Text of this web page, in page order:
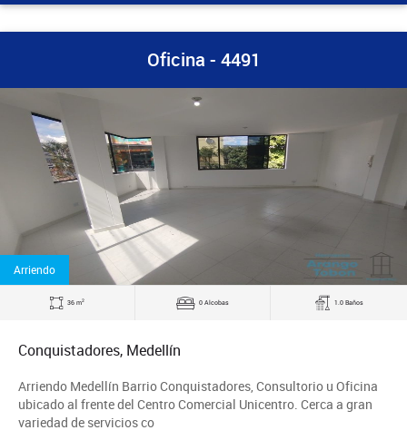
Oficina - 4491
Arriendo
36 m2 0 Alcobas 1.0 Baños
Conquistadores, Medellín
Arriendo Medellín Barrio Conquistadores, Consultorio u Oficina
ubicado al frente del Centro Comercial Unicentro. Cerca a gran
variedad de servicios co